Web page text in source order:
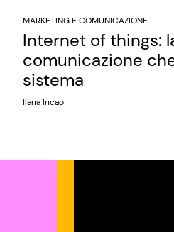
MARKETING E COMUNICAZIONE
Internet of things:
comunicazione
sistema
Ilaria Incao